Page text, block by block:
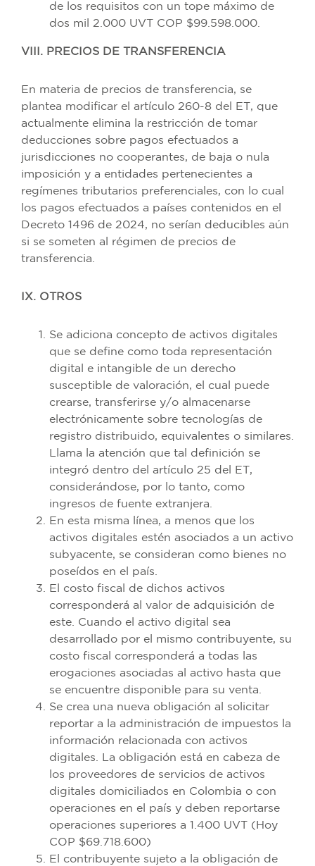
de los requisitos con un tope máximo de
dos mil 2.000 UVT COP $99.598.000.
VIII. PRECIOS DE TRANSFERENCIA
En materia de precios de transferencia, se
plantea modificar el artículo 260-8 del ET, que
actualmente elimina la restricción de tomar
deducciones sobre pagos efectuados a
jurisdicciones no cooperantes, de baja o nula
imposición y a entidades pertenecientes a
regímenes tributarios preferenciales, con lo cual
los pagos efectuados a países contenidos en el
Decreto 1496 de 2024, no serían deducibles aún
si se someten al régimen de precios de
transferencia.
IX. OTROS
Se adiciona concepto de activos digitales
que se define como toda representación
digital e intangible de un derecho
susceptible de valoración, el cual puede
crearse, transferirse y/o almacenarse
electrónicamente sobre tecnologías de
registro distribuido, equivalentes o similares.
Llama la atención que tal definición se
integró dentro del artículo 25 del ET,
considerándose, por lo tanto, como
ingresos de fuente extranjera.
En esta misma línea, a menos que los
activos digitales estén asociados a un activo
subyacente, se consideran como bienes no
poseídos en el país.
El costo fiscal de dichos activos
corresponderá al valor de adquisición de
este. Cuando el activo digital sea
desarrollado por el mismo contribuyente, su
costo fiscal corresponderá a todas las
erogaciones asociadas al activo hasta que
se encuentre disponible para su venta.
Se crea una nueva obligación al solicitar
reportar a la administración de impuestos la
información relacionada con activos
digitales. La obligación está en cabeza de
los proveedores de servicios de activos
digitales domiciliados en Colombia o con
operaciones en el país y deben reportarse
operaciones superiores a 1.400 UVT (Hoy
COP $69.718.600)
El contribuyente sujeto a la obligación de